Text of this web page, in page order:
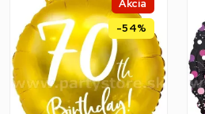
Akcia
-54%